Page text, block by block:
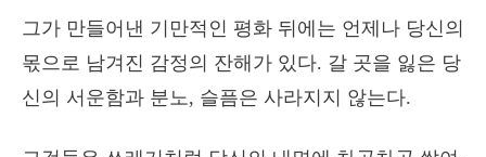
그가 만들어낸 기만적인 평화 뒤에는 언제나 당신의
몫으로 남겨진 감정의 잔해가 있다. 갈 곳을 잃은 당
신의 서운함과 분노, 슬픔은 사라지지 않는다.